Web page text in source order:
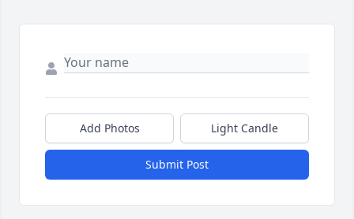
Add Photos Light Candle
Submit Post